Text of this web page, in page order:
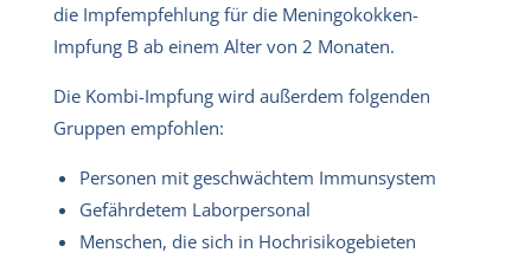
die Impfempfehlung für die Meningokokken-
Impfung B ab einem Alter von 2 Monaten.
Die Kombi-Impfung wird außerdem folgenden
Gruppen empfohlen:
Personen mit geschwächtem Immunsystem
Gefährdetem Laborpersonal
Menschen, die sich in Hochrisikogebieten